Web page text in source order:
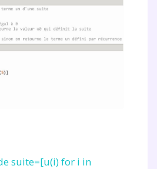
suite=[u(i) for i in